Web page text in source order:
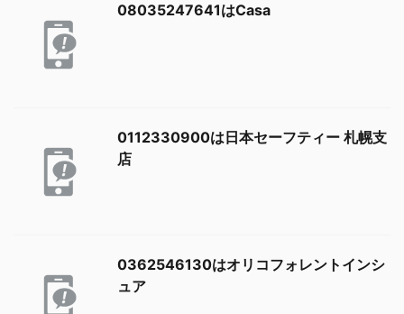
08035247641はCasa
0112330900は日本セーフティー 札幌支
店
0362546130はオリコフォレントインシ
ュア